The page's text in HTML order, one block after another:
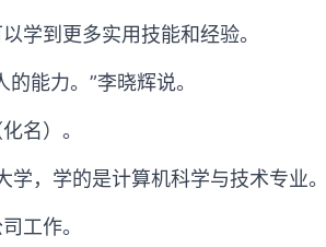
学到更多实用技能和经验。
能力。”李晓辉说。
名）。
，学的是计算机科学与技术专业。
工作。